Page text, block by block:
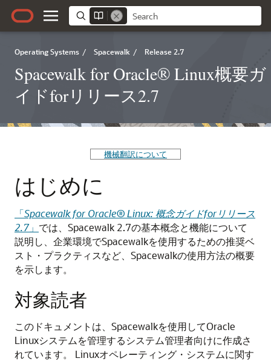
Operating Systems / Spacewalk / Release 2.7
Spacewalk for Oracle® Linux概要ガ
イドforリリース2.7
機械翻訳について
はじめに
「Spacewalk for Oracle® Linux: 概念ガイドforリリース
2.7」 では、Spacewalk 2.7の基本概念と機能について
説明し、企業環境でSpacewalkを使用するための推奨ベ
スト・プラクティスなど、Spacewalkの使用方法の概要
を示します。
対象読者
このドキュメントは、Spacewalkを使用してOracle
Linuxシステムを管理するシステム管理者向けに作成さ
れています。
Linuxオペレーティング・システムに関す